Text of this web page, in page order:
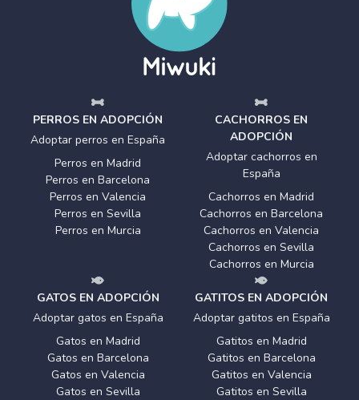
PERROS EN ADOPCIÓN
Adoptar perros en España
Perros en Madrid
Perros en Barcelona
Perros en Valencia
Perros en Sevilla
Perros en Murcia
CACHORROS EN
ADOPCIÓN
Adoptar cachorros en
España
Cachorros en Madrid
Cachorros en Barcelona
Cachorros en Valencia
Cachorros en Sevilla
Cachorros en Murcia
GATOS EN ADOPCIÓN
Adoptar gatos en España
Gatos en Madrid
Gatos en Barcelona
Gatos en Valencia
Gatos en Sevilla
GATITOS EN ADOPCIÓN
Adoptar gatitos en España
Gatitos en Madrid
Gatitos en Barcelona
Gatitos en Valencia
Gatitos en Sevilla